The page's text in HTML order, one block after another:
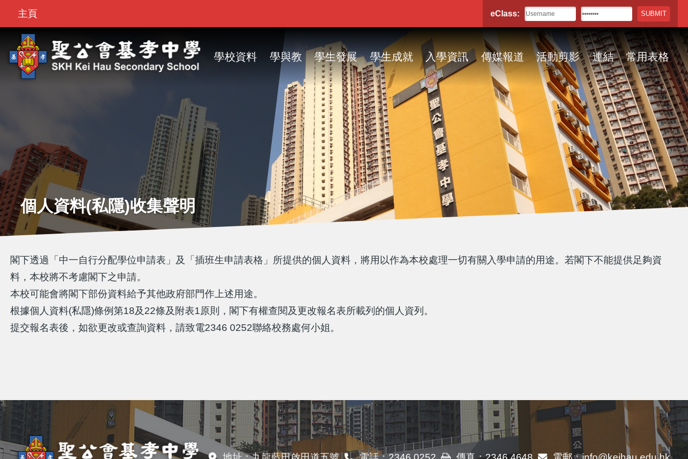
移至主內容
Bar
主頁 eClass:
navigation
學校資料 學與教 學生發展 學生成就 入學資訊 傳媒報道 活動剪影 連結 常用表格
個人資料(私隱)收集聲明
閣下透過「中一自行分配學位申請表」及「插班生申請表格」所提供的個人資料，將用以作為本校處理一切有關入學申請的用途。若閣下不能提供足夠資
料，本校將不考慮閣下之申請。
本校可能會將閣下部份資料給予其他政府部門作上述用途。
根據個人資料(私隱)條例第18及22條及附表1原則，閣下有權查閱及更改報名表所載列的個人資列。
提交報名表後，如欲更改或查詢資料，請致電2346 0252聯絡校務處何小姐。